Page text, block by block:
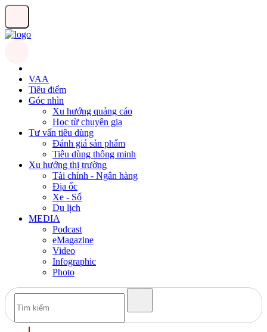
VAA
Tiêu điểm
Góc nhìn
Xu hướng quảng cáo
Học từ chuyên gia
Tư vấn tiêu dùng
Đánh giá sản phẩm
Tiêu dùng thông minh
Xu hướng thị trường
Tài chính - Ngân hàng
Địa ốc
Xe - Số
Du lịch
MEDIA
Podcast
eMagazine
Video
Infographic
Photo